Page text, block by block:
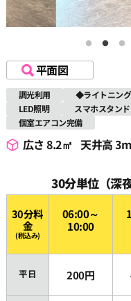
平面図
調光利用 ◆ライトニン
LED照明
スマホスタンド
個室エアコン完備
広さ 8.2㎡ 天井高 3m
30分単位（深
30分料
金
(税込み)
06:00～
10:00
平日 200円